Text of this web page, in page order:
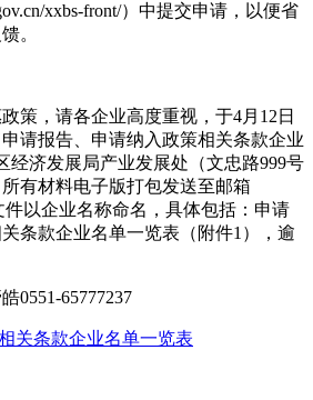
xxbs-front/）中提交申请，以便省
。
策，请各企业高度重视，于4月12日
请报告、申请纳入政策相关条款企业
经济发展局产业发展处（文忠路999号
有材料电子版打包发送至邮箱
件以企业名称命名，具体包括：申请
条款企业名单一览表（附件1），逾
0551-65777237
关条款企业名单一览表